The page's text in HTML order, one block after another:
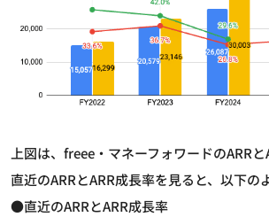
上図は、freee・マネーフォワードのARRと
直近のARRとARR成長率を見ると、以下の
●直近のARRとARR成長率